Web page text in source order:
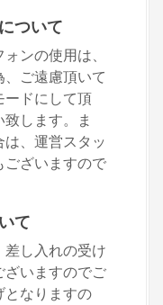
ついて
ンの使用は、
ご遠慮頂いて
ードにして頂
します。ま
、運営スタッ
ございますので
て
差し入れの受け
ざいますのでご
となりますの